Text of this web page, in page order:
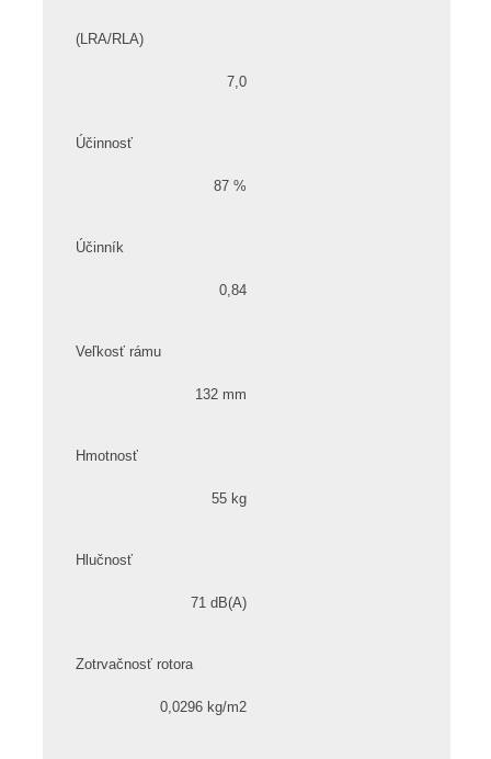
(LRA/RLA)
7,0
Účinnosť
87 %
Účinník
0,84
Veľkosť rámu
132 mm
Hmotnosť
55 kg
Hlučnosť
71 dB(A)
Zotrvačnosť rotora
0,0296 kg/m2